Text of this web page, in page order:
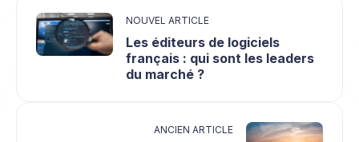
NOUVEL ARTICLE
Les éditeurs de logiciels
français : qui sont les leaders
du marché ?
ANCIEN ARTICLE